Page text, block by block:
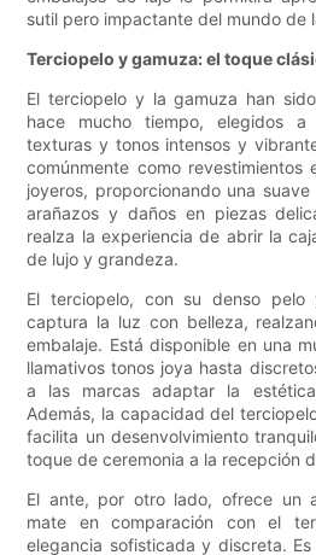
sutil pero impactante del mundo de
Terciopelo y gamuza: el toque
El terciopelo y la gamuza han
hace mucho tiempo, elegidos
texturas y tonos intensos y
comúnmente como revestimientos
joyeros, proporcionando una
arañazos y daños en piezas
realza la experiencia de abrir la
de lujo y grandeza.
El terciopelo, con su denso pelo
captura la luz con belleza,
embalaje. Está disponible en una
llamativos tonos joya hasta
a las marcas adaptar la
Además, la capacidad del
facilita un desenvolvimiento
toque de ceremonia a la recepción
El ante, por otro lado, ofrece un
mate en comparación con el
elegancia sofisticada y discreta.